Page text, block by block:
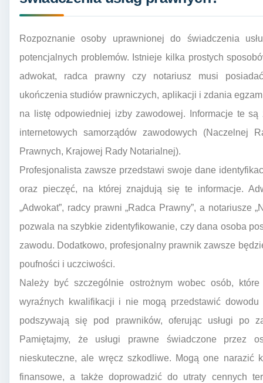
Rozpoznanie osoby uprawnionej do świadczenia
potencjalnych problemów. Istnieje kilka prostych
adwokat, radca prawny czy notariusz musi
ukończenia studiów prawniczych, aplikacji i zdania
na listę odpowiedniej izby zawodowej. Informacje te
internetowych samorządów zawodowych (Naczelnej
Prawnych, Krajowej Rady Notarialnej).
Profesjonalista zawsze przedstawi swoje dane
oraz pieczęć, na której znajdują się te informacje.
„Adwokat”, radcy prawni „Radca Prawny”, a notariusze
pozwala na szybkie zidentyfikowanie, czy dana osoba
zawodu. Dodatkowo, profesjonalny prawnik zawsze
poufności i uczciwości.
Należy być szczególnie ostrożnym wobec osób,
wyraźnych kwalifikacji i nie mogą przedstawić
podszywają się pod prawników, oferując usługi po
Pamiętajmy, że usługi prawne świadczone przez
nieskuteczne, ale wręcz szkodliwe. Mogą one narazić
finansowe, a także doprowadzić do utraty cennych